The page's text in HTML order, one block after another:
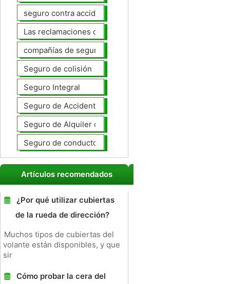
seguro contra accidentes
Las reclamaciones de seguros de automóviles
compañías de seguros de coche
Seguro de colisión
Seguro Integral
Seguro de Accidentes Personales
Seguro de Alquiler de coches
Seguro de conductores no asegurados
Artículos recomendados
¿Por qué utilizar cubiertas
de la rueda de dirección?
Muchos tipos de cubiertas del
volante están disponibles, y que
sir
Cómo probar la cera del